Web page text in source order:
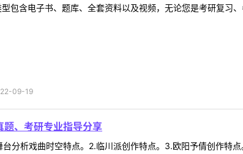
包含电子书、题库、全套资料以及视频，无论您是考研复习
09-19
、考研专业指导分享
分析戏曲时空特点。2.临川派创作特点。3.欧阳予倩创作